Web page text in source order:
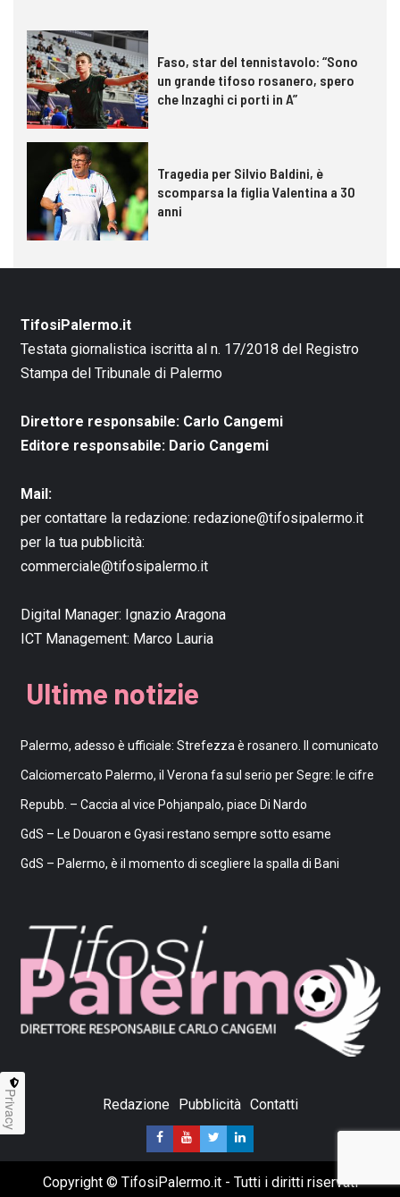
Faso, star del tennistavolo: “Sono
un grande tifoso rosanero, spero
che Inzaghi ci porti in A”
Tragedia per Silvio Baldini, è
scomparsa la figlia Valentina a 30
anni
TifosiPalermo.it
Testata giornalistica iscritta al n. 17/2018 del Registro
Stampa del Tribunale di Palermo
Direttore responsabile: Carlo Cangemi
Editore responsabile: Dario Cangemi
Mail:
per contattare la redazione: redazione@tifosipalermo.it
per la tua pubblicità:
commerciale@tifosipalermo.it
Digital Manager: Ignazio Aragona
ICT Management: Marco Lauria
Ultime notizie
Palermo, adesso è ufficiale: Strefezza è rosanero. Il comunicato
Calciomercato Palermo, il Verona fa sul serio per Segre: le cifre
Repubb. – Caccia al vice Pohjanpalo, piace Di Nardo
GdS – Le Douaron e Gyasi restano sempre sotto esame
GdS – Palermo, è il momento di scegliere la spalla di Bani
Redazione Pubblicità Contatti
Copyright © TifosiPalermo.it - Tutti i diritti riservati
Privacy